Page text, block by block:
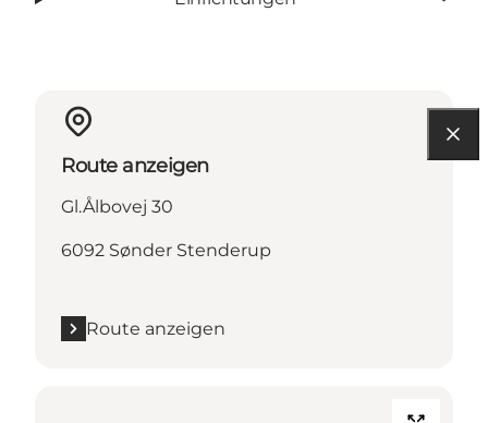
Route anzeigen
Gl.Ålbovej 30
6092 Sønder Stenderup
Route anzeigen